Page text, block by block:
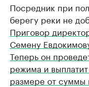
Посредник при
берегу реки не
Приговор
Семену
Теперь он
режима и
размере от суммы